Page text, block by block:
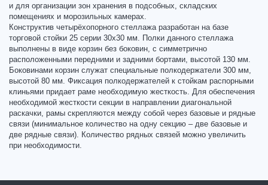
и для организации зон хранения в подсобных, складских
помещениях и морозильных камерах.
Конструктив четырёхопорного стеллажа разработан на базе
торговой стойки 25 серии 30х30 мм. Полки данного стеллажа
выполнены в виде корзин без боковин, с симметрично
расположенными передними и задними бортами, высотой 130 мм.
Боковинами корзин служат специальные полкодержатели 300 мм,
высотой 80 мм. Фиксация полкодержателей к стойкам распорными
клиньями придает раме необходимую жесткость. Для обеспечения
необходимой жесткости секции в направлении диагональной
раскачки, рамы скрепляются между собой через базовые и рядные
связи (минимальное количество на одну секцию – две базовые и
две рядные связи). Количество рядных связей можно увеличить
при необходимости.